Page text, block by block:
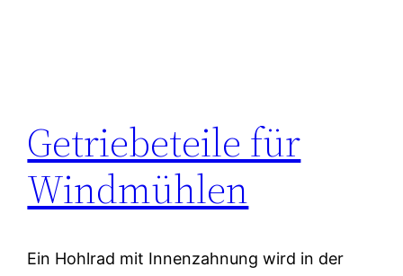
Getriebeteile für
Windmühlen
Ein Hohlrad mit Innenzahnung wird in der